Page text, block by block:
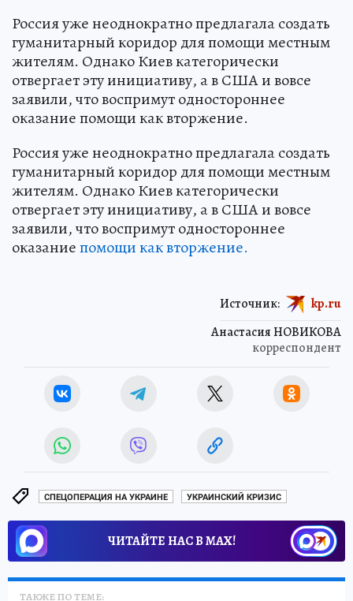
Россия уже неоднократно предлагала создать
гуманитарный коридор для помощи местным
жителям. Однако Киев категорически
отвергает эту инициативу, а в США и вовсе
заявили, что воспримут одностороннее
оказание помощи как вторжение.
Россия уже неоднократно предлагала создать
гуманитарный коридор для помощи местным
жителям. Однако Киев категорически
отвергает эту инициативу, а в США и вовсе
заявили, что воспримут одностороннее
оказаниепомощи как вторжение.
Анастасия НОВИКОВА
корреспондент
Источник: kp.ru
СПЕЦОПЕРАЦИЯ НА УКРАИНЕ УКРАИНСКИЙ КРИЗИС
ЧИТАЙТЕ НАС В МАХ!
ТАКЖЕ ПО ТЕМЕ: